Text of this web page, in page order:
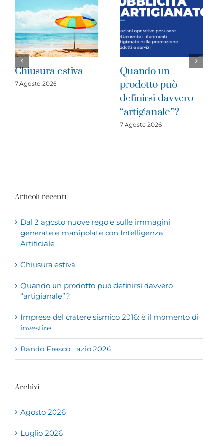
Quando un
definirsi davvero
Imprese del
cratere
2016: è il
di investire
Articoli recenti
Dal 2 agosto nuove regole sulle immagini
generate e manipolate con Intelligenza
Artificiale
Chiusura estiva
Quando un prodotto può definirsi davvero
“artigianale”?
Imprese del cratere sismico 2016: è il momento di
investire
Bando Fresco Lazio 2026
Archivi
Agosto 2026
Luglio 2026